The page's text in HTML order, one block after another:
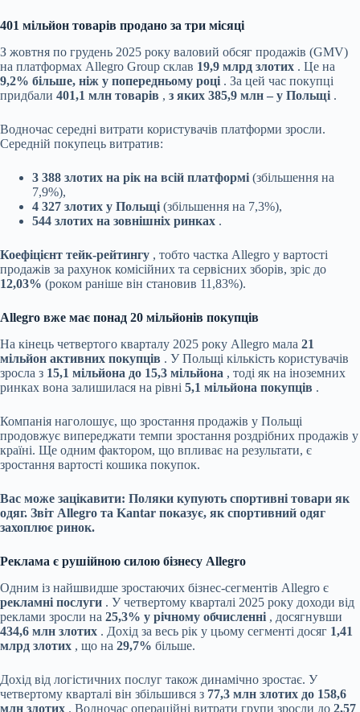
401 мільйон товарів продано за три місяці
З жовтня по грудень 2025 року валовий обсяг продажів (GMV)
на платформах Allegro Group склав 19,9 млрд злотих . Це на
9,2% більше, ніж у попередньому році . За цей час покупці
придбали 401,1 млн товарів , з яких 385,9 млн – у Польщі .
Водночас середні витрати користувачів платформи зросли.
Середній покупець витратив:
3 388 злотих на рік на всій платформі (збільшення на
7,9%),
4 327 злотих у Польщі (збільшення на 7,3%),
544 злотих на зовнішніх ринках .
Коефіцієнт тейк-рейтингу , тобто частка Allegro у вартості
продажів за рахунок комісійних та сервісних зборів, зріс до
12,03% (роком раніше він становив 11,83%).
Allegro вже має понад 20 мільйонів покупців
На кінець четвертого кварталу 2025 року Allegro мала 21
мільйон активних покупців . У Польщі кількість користувачів
зросла з 15,1 мільйона до 15,3 мільйона , тоді як на іноземних
ринках вона залишилася на рівні 5,1 мільйона покупців .
Компанія наголошує, що зростання продажів у Польщі
продовжує випереджати темпи зростання роздрібних продажів у
країні. Ще одним фактором, що впливає на результати, є
зростання вартості кошика покупок.
Вас може зацікавити: Поляки купують спортивні товари як
одяг. Звіт Allegro та Kantar показує, як спортивний одяг
захоплює ринок.
Реклама є рушійною силою бізнесу Allegro
Одним із найшвидше зростаючих бізнес-сегментів Allegro є
рекламні послуги . У четвертому кварталі 2025 року доходи від
реклами зросли на 25,3% у річному обчисленні , досягнувши
434,6 млн злотих . Дохід за весь рік у цьому сегменті досяг 1,41
млрд злотих , що на 29,7% більше.
Дохід від логістичних послуг також динамічно зростає. У
четвертому кварталі він збільшився з 77,3 млн злотих до 158,6
млн злотих . Водночас операційні витрати групи зросли до 2,57